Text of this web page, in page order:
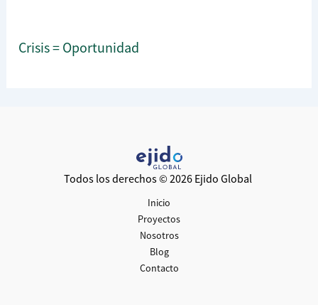
Crisis = Oportunidad
Todos los derechos © 2026 Ejido Global
Inicio
Proyectos
Nosotros
Blog
Contacto